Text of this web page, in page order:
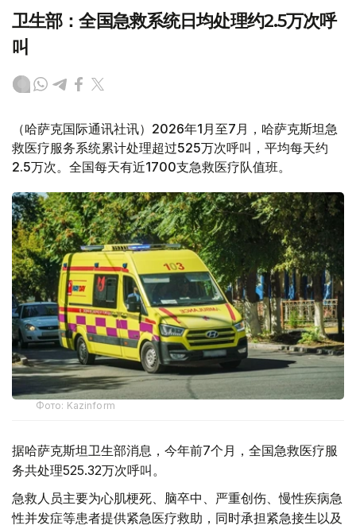
卫生部：全国急救系统日均处理约2.5万次呼
叫
（哈萨克国际通讯社讯）2026年1月至7月，哈萨克斯坦急
救医疗服务系统累计处理超过525万次呼叫，平均每天约
2.5万次。全国每天有近1700支急救医疗队值班。
Фото: Kazinform
据哈萨克斯坦卫生部消息，今年前7个月，全国急救医疗服
务共处理525.32万次呼叫。
急救人员主要为心肌梗死、脑卒中、严重创伤、慢性疾病急
性并发症等患者提供紧急医疗救助，同时承担紧急接生以及